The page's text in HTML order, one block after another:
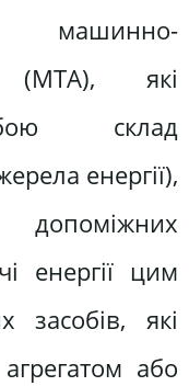
машинно-
(МТА), які
склад
енергії),
енергії цим
які
або